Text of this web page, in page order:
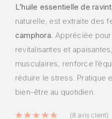
L’huile essentielle de
naturelle, est extraite des
camphora. Appréciée
revitalisantes et
musculaires, renforce
réduire le stress. Pratique
bien-être au quotidien.
Noté5.00
(8 avis client)